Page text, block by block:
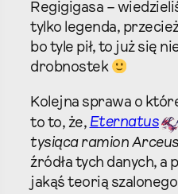
Regigigasa –
tylko legenda,
bo tyle pił, to już się
drobnostek
Kolejna sprawa o
to to, że, Eternatus
tysiąca ramion
źródła tych danych, a
jakąś teorią